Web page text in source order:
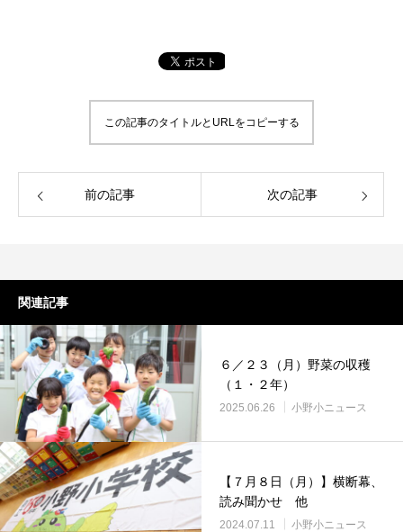
この記事のタイトルとURLをコピーする
前の記事 次の記事
関連記事
６／２３（月）野菜の収穫
（１・２年）
2025.06.26 小野小ニュース
【７月８日（月）】横断幕、
読み聞かせ 他
2024.07.11 小野小ニュース